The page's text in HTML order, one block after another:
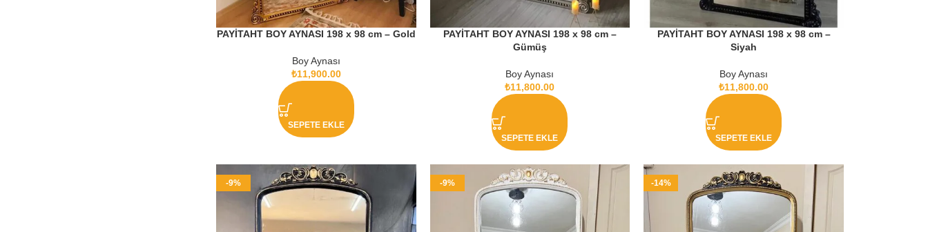
PAYİTAHT BOY AYNASI 198 x 98 cm – Gold
Boy Aynası
₺11,900.00
SEPETE EKLE
PAYİTAHT BOY AYNASI 198 x 98 cm –
Gümüş
Boy Aynası
₺11,800.00
SEPETE EKLE
PAYİTAHT BOY AYNASI 198 x 98 cm –
Siyah
Boy Aynası
₺11,800.00
SEPETE EKLE
-9% -9% -14%